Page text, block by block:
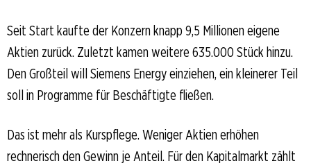
Seit Start kaufte der Konzern knapp 9,5 Millionen eigene
Aktien zurück. Zuletzt kamen weitere 635.000 Stück hinzu.
Den Großteil will Siemens Energy einziehen, ein kleinerer Teil
soll in Programme für Beschäftigte fließen.
Das ist mehr als Kurspflege. Weniger Aktien erhöhen
rechnerisch den Gewinn je Anteil. Für den Kapitalmarkt zählt